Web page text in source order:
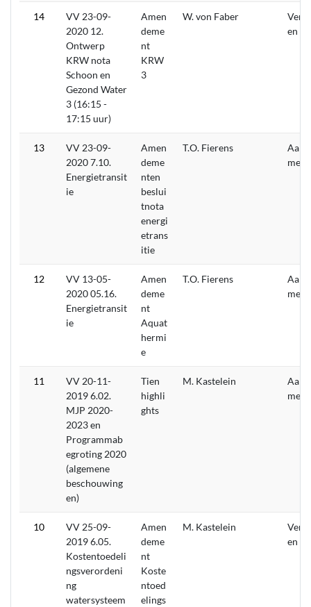
14
VV 23-09-
2020 12.
Ontwerp
KRW nota
Schoon en
Gezond Water
3 (16:15 -
17:15 uur)
Amen
deme
nt
KRW
3
W. von Faber
en
13
VV 23-09-
2020 7.10.
Energietransit
ie
Amen
deme
nten
beslui
tnota
energi
etrans
itie
T.O. Fierens
men
12
VV 13-05-
2020 05.16.
Energietransit
ie
Amen
deme
nt
Aquat
hermi
e
T.O. Fierens
men
11
VV 20-11-
2019 6.02.
MJP 2020-
2023 en
Programmab
egroting 2020
(algemene
beschouwing
en)
Tien
highli
ghts
M. Kastelein
men
10
VV 25-09-
2019 6.05.
Kostentoedeli
ngsverordeni
ng
watersysteem
Amen
deme
nt
Koste
ntoed
elings
M. Kastelein
en